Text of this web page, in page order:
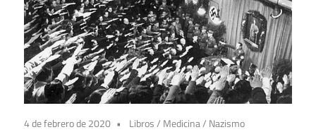
4 de febrero de 2020 Libros/ Medicina/ Nazismo